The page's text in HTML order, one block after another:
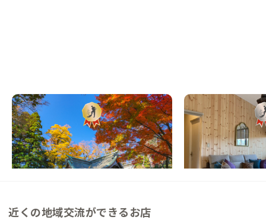
富士吉田B邸
山梨県 戸建て
【駅徒歩2分】富士山信仰の歴史が育んだ、
おもてなしの街にある家
この家からの距離 28km
清里A邸
山梨県 戸建て
【東京から3時間】
ト地にある家
この家からの距離 29km
近くの地域交流ができるお店